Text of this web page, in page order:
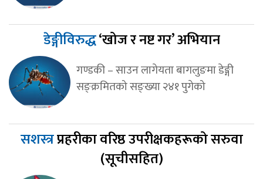
डेङ्गीविरुद्ध‘खोज र नष्ट गर’ अभियान
गण्डकी – साउन लागेयता बागलुङमा डेङ्गी
सङ्क्रमितको सङ्ख्या २४१ पुगेको
सशस्त्रप्रहरीका वरिष्ठ उपरीक्षकहरूको सरुवा
(सूचीसहित)